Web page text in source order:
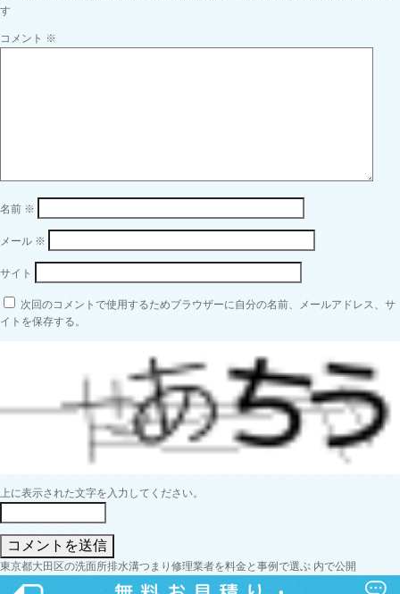
す
コメント ※
名前 ※
メール ※
サイト
次回のコメントで使用するためブラウザーに自分の名前、メールアドレス、サ
イトを保存する。
上に表示された文字を入力してください。
投
東京都大田区の洗面所排水溝つまり修理業者を料金と事例で選ぶ 内で公開